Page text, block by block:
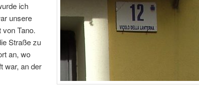
ich
unsere
von Tano.
Straße zu
an, wo
war, an der